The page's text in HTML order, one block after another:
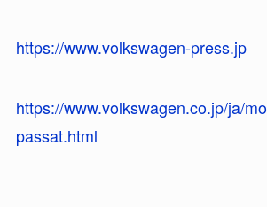
https://www.volkswagen-press.jp
https://www.volkswagen.co.jp/ja/
passat.html